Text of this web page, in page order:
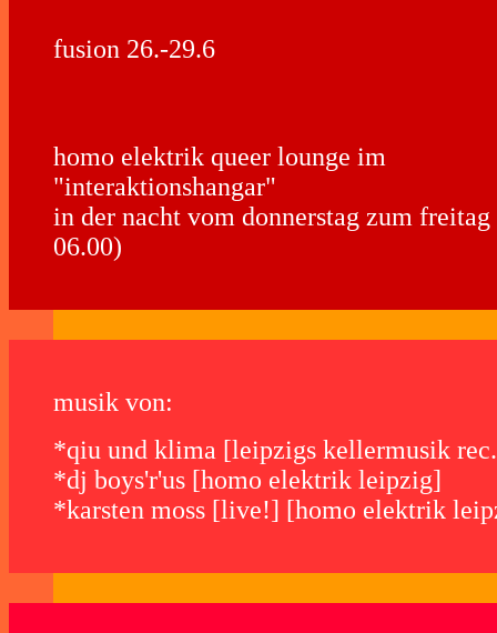
fusion 26.-29.6
homo elektrik queer lounge im
"interaktionshangar"
in der nacht vom donnerstag zum
06.00)
musik von:
*qiu und klima [leipzigs kellermusik
*dj boys'r'us [homo elektrik leipzig]
*karsten moss [live!] [homo elektrik